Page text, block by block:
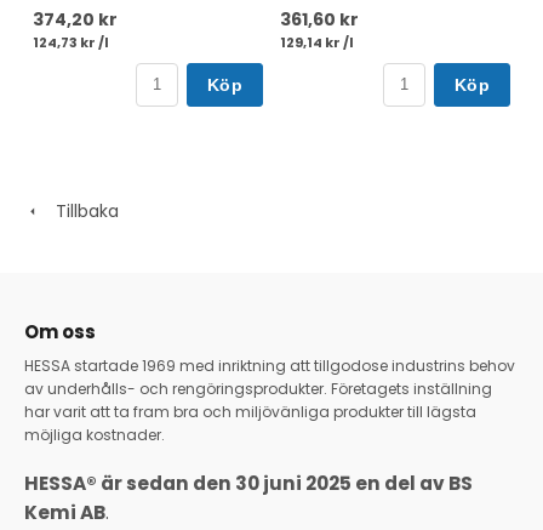
374,20 kr
124,73 kr /l
Köp
361,60 kr
129,14 kr /l
Köp
Tillbaka
Om oss
HESSA startade 1969 med inriktning att tillgodose industrins behov
av underhålls- och rengöringsprodukter. Företagets inställning
har varit att ta fram bra och miljövänliga produkter till lägsta
möjliga kostnader.
HESSA® är sedan den 30 juni 2025 en del av BS
Kemi AB.